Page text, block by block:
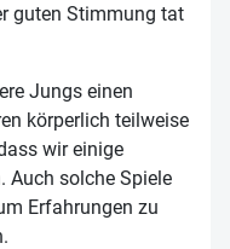
guten Stimmung tat
Jungs einen
körperlich teilweise
wir einige
Auch solche Spiele
Erfahrungen zu